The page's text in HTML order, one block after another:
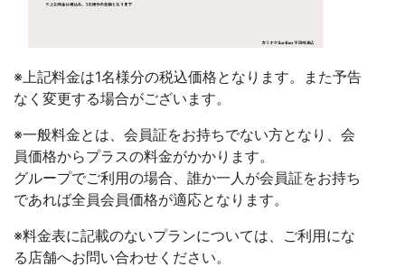
※上記料金は1名様分の税込価格となります。また予告
なく変更する場合がございます。
※一般料金とは、会員証をお持ちでない方となり、会
員価格からプラスの料金がかかります。
グループでご利用の場合、誰か一人が会員証をお持ち
であれば全員会員価格が適応となります。
※料金表に記載のないプランについては、ご利用にな
る店舗へお問い合わせください。